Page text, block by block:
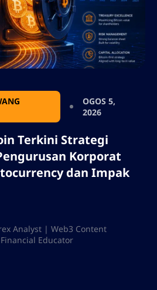
OGOS 5,
2026
Terkini Strategi
Korporat
dan Impak
Analyst | Web3 Content
Educator